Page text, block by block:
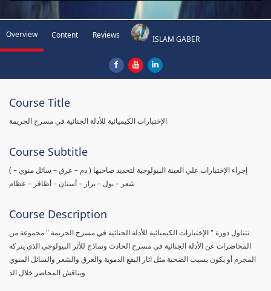
Overview Content Reviews ISLAM GABER
Course Title
الإختبارات الكيميائية للأدلة الجنائية في مسرح الجريمة
Course Subtitle
( إجراء الإختبارات علي العينة البيولوجية لتحديد صاحبها ( دم – عرق – سائل منوي –
شعر – بول – براز – أسنان – أظافر – عظام
Course Description
تتناول دورة " الإختبارات الكيميائية للأدلة الجنائية في مسرح الجريمة " مجموعة من
المحاضرات عن الأدلة الجنائية في مسرح الحادث ونماذج للأثر البيولوجي الذي يتركه
المجرم أو يكون بسبب الضحية مثل اثار البقع الدموية والعرق والشعر والسائل المنوي
ويناقش المحاضر خلال الد